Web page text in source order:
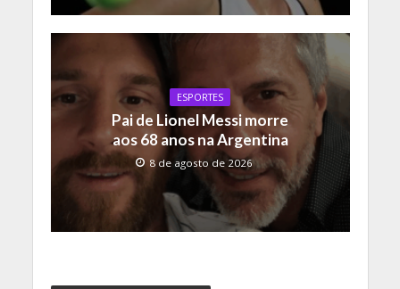
ESPORTES
Pai de Lionel Messi morre
aos 68 anos na Argentina
8 de agosto de 2026